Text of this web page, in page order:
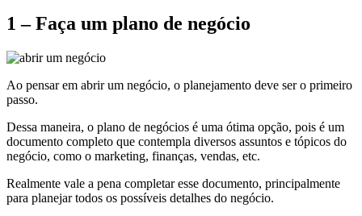
1 – Faça um plano de negócio
Ao pensar em abrir um negócio, o planejamento deve ser o primeiro
passo.
Dessa maneira, o plano de negócios é uma ótima opção, pois é um
documento completo que contempla diversos assuntos e tópicos do
negócio, como o marketing, finanças, vendas, etc.
Realmente vale a pena completar esse documento, principalmente
para planejar todos os possíveis detalhes do negócio.